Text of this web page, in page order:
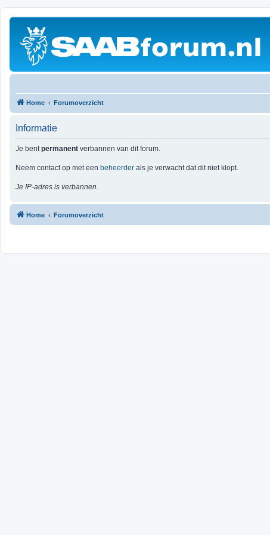
Home Forumoverzicht
Informatie
Je bentpermanent verbannen van dit forum.
Neem contact op met een beheerder als je verwacht dat dit niet klopt.
Je IP-adres is verbannen.
Home Forumoverzicht